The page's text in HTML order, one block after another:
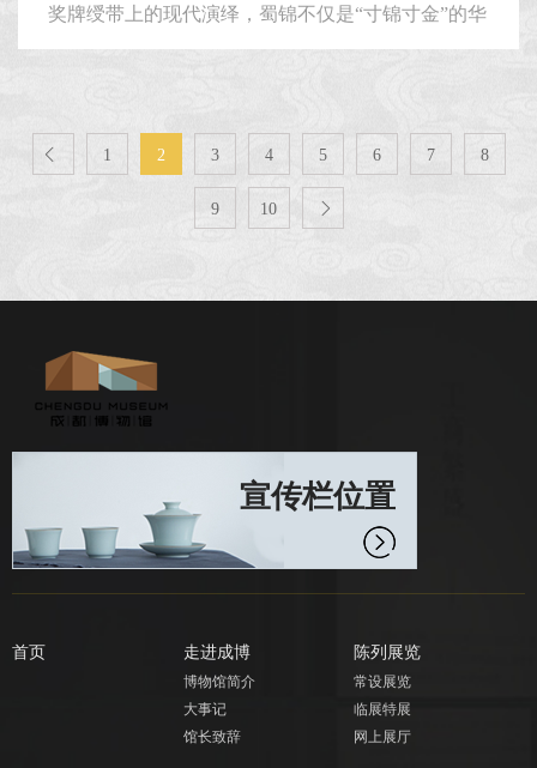
奖牌绶带上的现代演绎，蜀锦不仅是“寸锦寸金”的华
地来到成博，探寻这经纬交织中的锦绣故事。
CCTV4《国宝·发现》-寸锦寸金
 1 2 3 4 5 6 7 8
9 10 
宣传栏位置
首页 走进成博
博物馆简介
大事记
馆长致辞
陈列展览
常设展览
临展特展
网上展厅